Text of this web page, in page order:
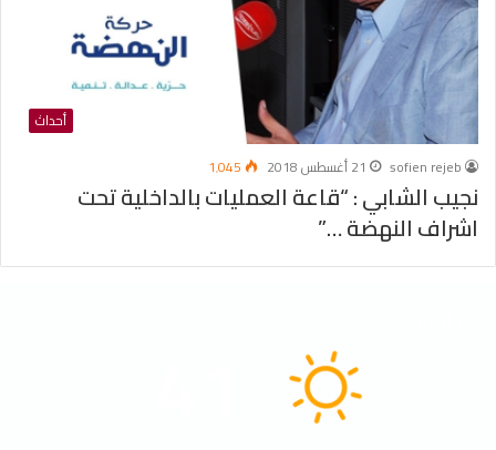
أحداث
sofien rejeb
21 أغسطس 2018 1٬045
نجيب الشابي : “قاعة العمليات بالداخلية تحت
اشراف النهضة …”